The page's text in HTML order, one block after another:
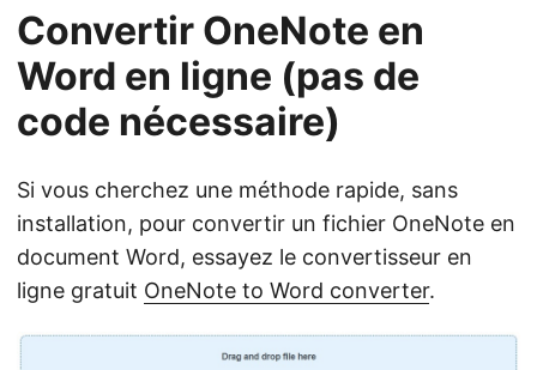
Convertir OneNote en
Word en ligne (pas de
code nécessaire)
Si vous cherchez une méthode rapide, sans
installation, pour convertir un fichier OneNote en
document Word, essayez le convertisseur en
ligne gratuit OneNote to Word converter.